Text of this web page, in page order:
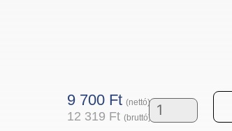
9 700 Ft (nettó)
12 319 Ft (bruttó)Nyitómarkolat